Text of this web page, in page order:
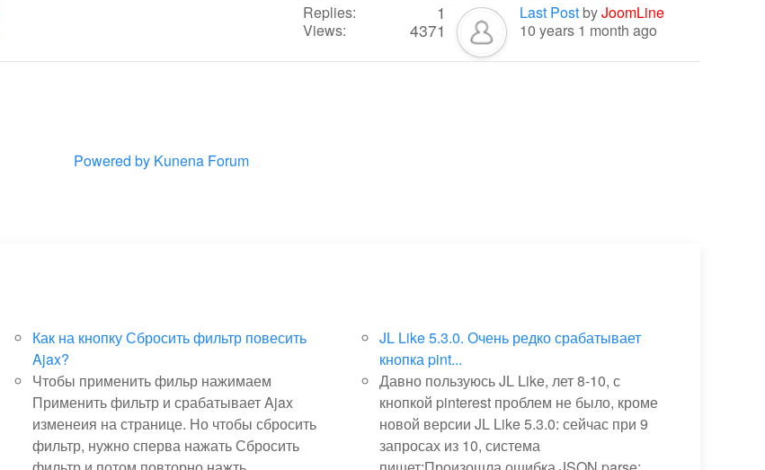
Replies: 1
Views: 4371
Last Post byJoomLine
10 years 1 month ago
Powered by Kunena Forum
Как на кнопку Сбросить фильтр повесить
Ajax?
Чтобы применить фильр нажимаем
Применить фильтр и срабатывает Ajax
изменеия на странице. Но чтобы сбросить
фильтр, нужно сперва нажать Сбросить
JL Like 5.3.0. Очень редко срабатывает
кнопка pint...
Давно пользуюсь JL Like, лет 8-10, с
кнопкой pinterest проблем не было, кроме
новой версии JL Like 5.3.0: сейчас при 9
запросах из 10, система